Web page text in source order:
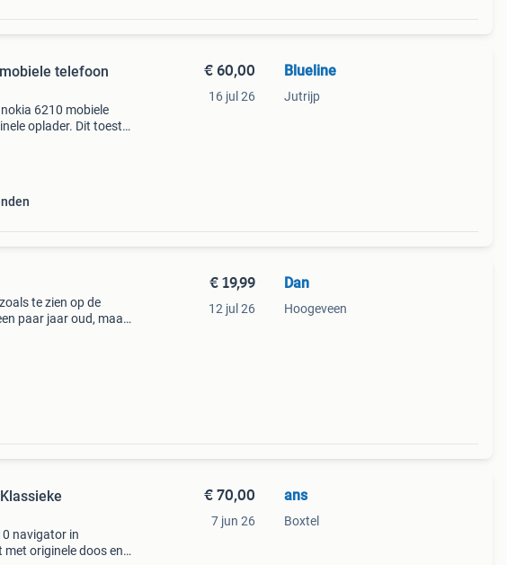
telefoon
6210 mobiele
oplader. Dit toestel
€ 60,00
16 jul 26
Blueline
Jutrijp
te zien op de
paar jaar oud, maar
€ 19,99
12 jul 26
Dan
Hoogeveen
navigator in
originele doos en
€ 70,00
7 jun 26
ans
Boxtel